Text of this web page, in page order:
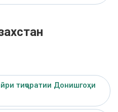
тиҷоратии Донишгоҳи